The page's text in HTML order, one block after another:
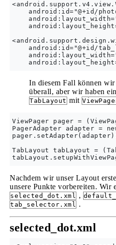
android:id="@+id/
android:id="@+id/
In diesem Fall können wir
überall, aber wir haben
TabLayout mit
ViewPager pager =
PagerAdapter adapter =
TabLayout tabLayout =
Nachdem wir unser Layout
unsere Punkte vorbereiten. Wir
selected_dot.xml ,
tab_selector.xml .
selected_dot.xml